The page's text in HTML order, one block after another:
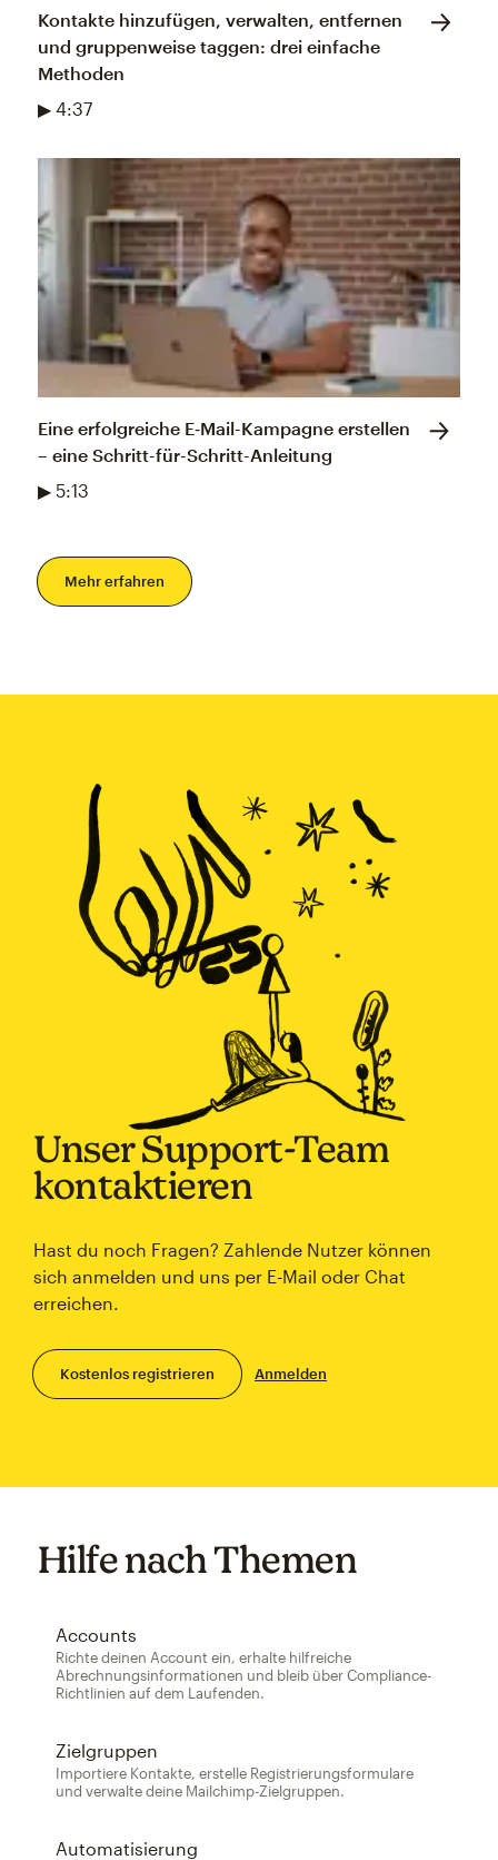
Kontakte hinzufügen, verwalten, entfernen
und gruppenweise taggen: drei einfache
Methoden
▶ 4:37
Eine erfolgreiche E‑Mail-Kampagne erstellen
– eine Schritt-für-Schritt-Anleitung
▶ 5:13
Mehr erfahren
Unser Support-Team
kontaktieren
Hast du noch Fragen? Zahlende Nutzer können
sich anmelden und uns per E-Mail oder Chat
erreichen.
Kostenlos registrieren Anmelden
Hilfe nach Themen
Accounts
Richte deinen Account ein, erhalte hilfreiche
Abrechnungsinformationen und bleib über Compliance-
Richtlinien auf dem Laufenden.
Zielgruppen
Importiere Kontakte, erstelle Registrierungsformulare
und verwalte deine Mailchimp-Zielgruppen.
Automatisierung